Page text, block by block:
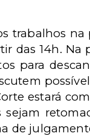
trabalhos
das 14h.
para
estará
de